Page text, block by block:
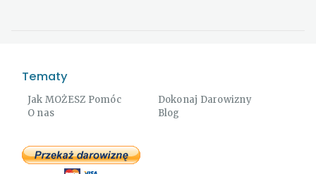
Tematy
Jak MOŻESZ Pomóc
Dokonaj Darowizny
O nas
Blog